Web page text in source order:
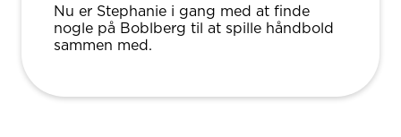
Nu er Stephanie i gang med at finde
nogle på Boblberg til at spille håndbold
sammen med.